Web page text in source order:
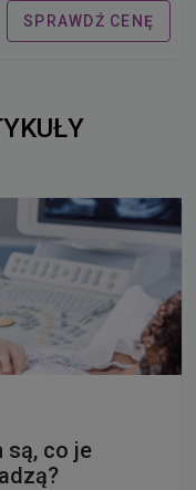
SPRAWDŹ CENĘ
są, co je